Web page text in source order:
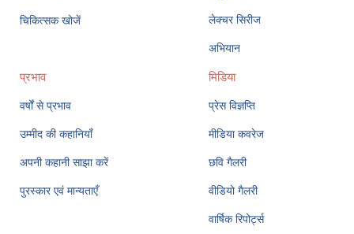
चिकित्सक खोजें लेक्चर सिरीज
अभियान
प्रभाव
वर्षों से प्रभाव
उम्मीद की कहानियाँ
अपनी कहानी साझा करें
पुरस्कार एवं मान्यताएँ
मिडिया
प्रेस विज्ञप्ति
मीडिया कवरेज
छवि गैलरी
वीडियो गैलरी
वार्षिक रिपोर्ट्स